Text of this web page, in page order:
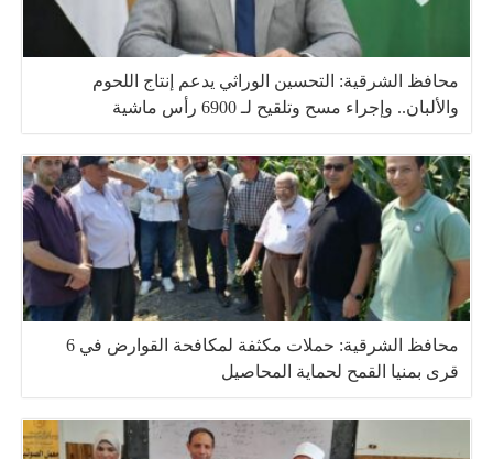
محافظ الشرقية: التحسين الوراثي يدعم إنتاج اللحوم
والألبان.. وإجراء مسح وتلقيح لـ 6900 رأس ماشية
محافظ الشرقية: حملات مكثفة لمكافحة القوارض في 6
قرى بمنيا القمح لحماية المحاصيل